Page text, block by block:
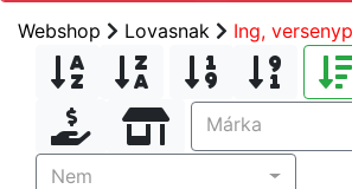
Webshop Lovasnak Ing,
Márka
Nem